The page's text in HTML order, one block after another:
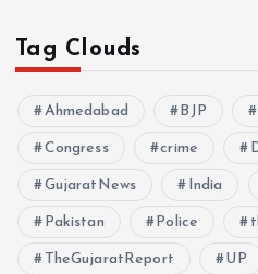
Tag Clouds
Ahmedabad BJP
Congress crime
GujaratNews India
Pakistan Police
TheGujaratReport UP